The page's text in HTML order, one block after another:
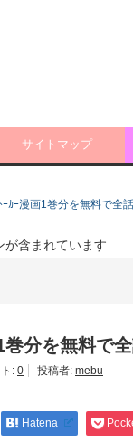
サイトマップ
ｰｶｰ漫画1巻分を無料で全
が含まれています
巻分を無料で
: 0 投稿者: mebu
Hatena